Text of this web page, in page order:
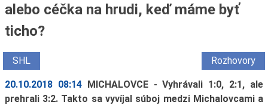
alebo céčka na hrudi, keď máme byť
ticho?
SHL Rozhovory
20.10.2018 08:14 MICHALOVCE - Vyhrávali 1:0, 2:1, ale
prehrali 3:2. Takto sa vyvíjal súboj medzi Michalovcami a